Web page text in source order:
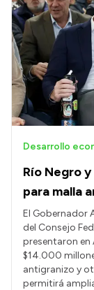
Río Negro
para malla
Desarrollo
El Gobernador
del Consejo
presentaron en
$14.000
antigranizo y
permitirá